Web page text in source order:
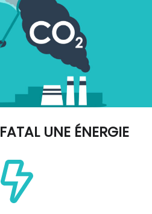
FATAL UNE ÉNERGIE